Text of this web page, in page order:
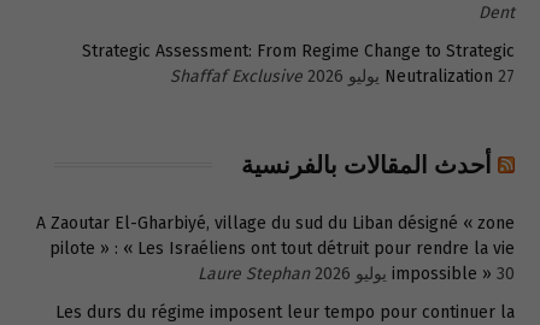
Dent
Strategic Assessment: From Regime Change to Strategic
Neutralization 27 يوليو 2026 Shaffaf Exclusive
أحدث المقالات بالفرنسية
A Zaoutar El-Gharbiyé, village du sud du Liban désigné « zone
pilote » : « Les Israéliens ont tout détruit pour rendre la vie
impossible » 30 يوليو 2026
Laure Stephan
Les durs du régime imposent leur tempo pour continuer la